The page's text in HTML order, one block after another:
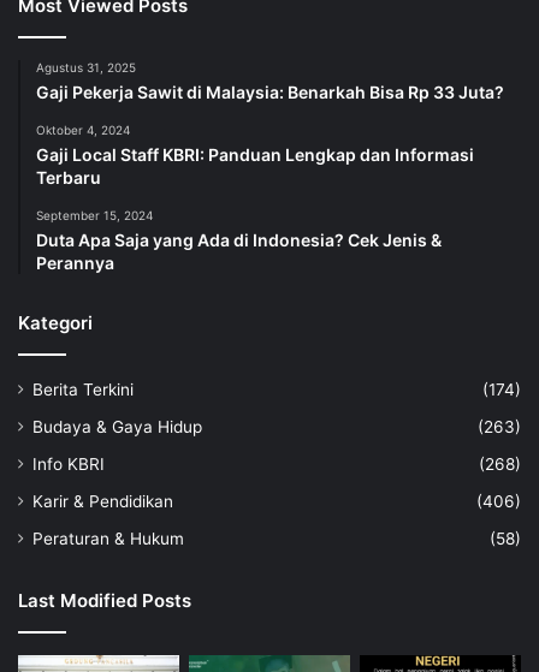
Most Viewed Posts
Agustus 31, 2025
Gaji Pekerja Sawit di Malaysia: Benarkah Bisa Rp 33 Juta?
Oktober 4, 2024
Gaji Local Staff KBRI: Panduan Lengkap dan Informasi
Terbaru
September 15, 2024
Duta Apa Saja yang Ada di Indonesia? Cek Jenis &
Perannya
Kategori
Berita Terkini
(174)
Budaya & Gaya Hidup
(263)
Info KBRI
(268)
Karir & Pendidikan
(406)
Peraturan & Hukum
(58)
Last Modified Posts